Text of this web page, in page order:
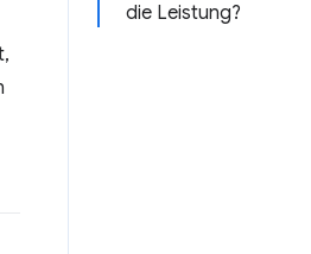
die Leistung?